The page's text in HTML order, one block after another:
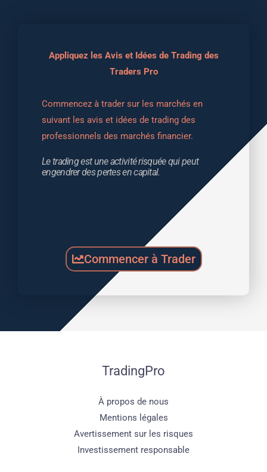
Appliquez les Avis et Idées de Trading des
Traders Pro
Commencez à trader sur les marchés en
suivant les avis et idées de trading des
professionnels des marchés financier.
Le trading est une activité risquée qui peut
engendrer des pertes en capital.
Commencer à Trader
TradingPro
À propos de nous
Mentions légales
Avertissement sur les risques
Investissement responsable